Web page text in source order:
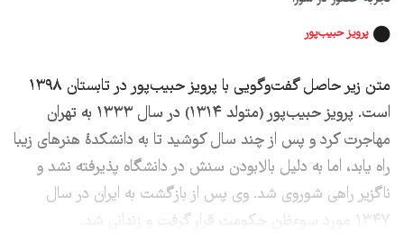
پرویز حبیب‌پور
متن زیر حاصل گفت‌وگویی با پرویز حبیب‌پور در تابستان ۱۳۹۸
است. پرویز حبیب‌پور (متولد ۱۳۱۴) در سال ۱۳۳۳ به تهران
مهاجرت کرد و پس از چند سال کوشید تا به دانشکدۀ هنرهای زیبا
راه یابد، اما به دلیل بالابودن سنش در دانشگاه پذیرفته نشد و
ناگزیر راهی شوروی شد. وی پس از بازگشت به ایران در سال
۱۳۴۷ مورد سوءظن حکومت قرار گرفت و زندانی شد.